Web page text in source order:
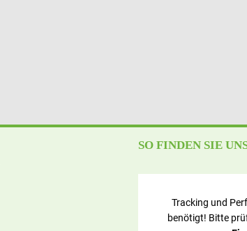
SO FINDEN SIE
Tracking und
benötigt! Bitte